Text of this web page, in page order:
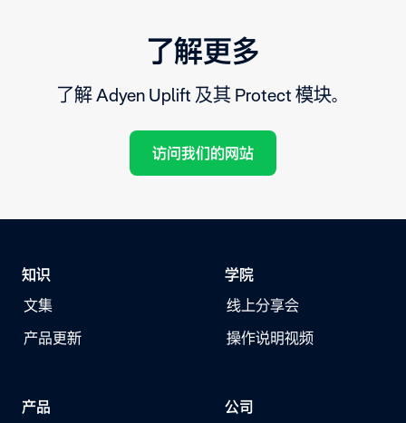
了解更多
了解 Adyen Uplift 及其 Protect 模块。
访问我们的网站
知识
文集
产品更新
学院
线上分享会
操作说明视频
产品
公司